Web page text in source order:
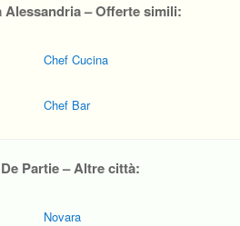
Alessandria – Offerte simili:
Chef Cucina
Chef Bar
Partie – Altre città:
Novara